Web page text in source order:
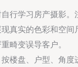
行学习房产摄影。
真实的色彩和空间
畸变误导客户。
楼盘、户型、角度